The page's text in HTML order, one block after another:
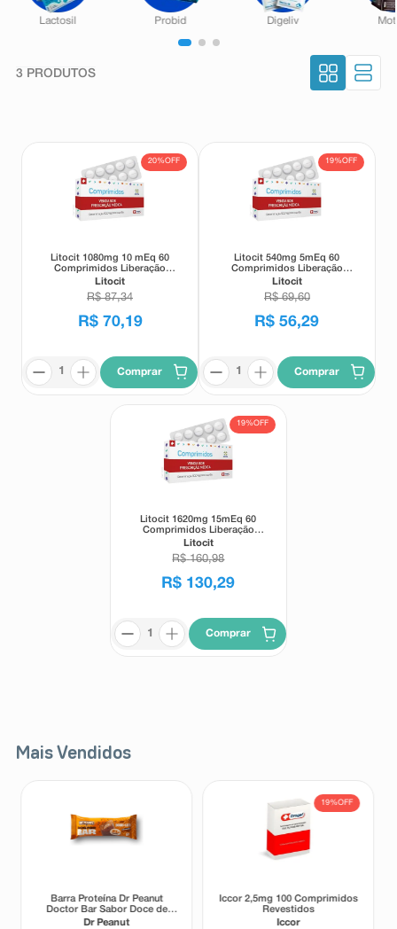
3 PRODUTOS
20%OFF
Litocit 1080mg 10 mEq 60
Comprimidos Liberação
Prolongada
Litocit
R$ 87,34
R$ 70,19
Comprar
19%OFF
Litocit 540mg 5mEq 60
Comprimidos Liberação
Prolongada
Litocit
R$ 69,60
R$ 56,29
Comprar
19%OFF
Litocit 1620mg 15mEq 60
Comprimidos Liberação
Prolongada
Litocit
R$ 160,98
R$ 130,29
Comprar
Mais Vendidos
Barra Proteína Dr Peanut
Doctor Bar Sabor Doce de
Leite 62g
Dr Peanut
19%OFF
Iccor 2,5mg 100 Comprimidos
Revestidos
Iccor
absorvente
10 ºesmalte